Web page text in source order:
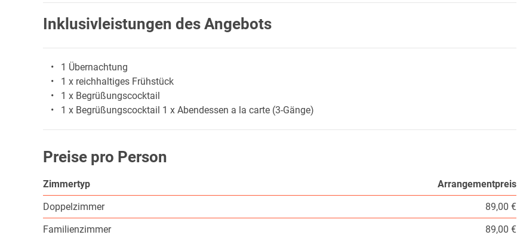
Inklusivleistungen des Angebots
1 Übernachtung
1 x reichhaltiges Frühstück
1 x Begrüßungscocktail
1 x Begrüßungscocktail 1 x Abendessen a la carte (3-Gänge)
Preise pro Person
Zimmertyp
Arrangementpreis
Doppelzimmer
89,00 €
Familienzimmer
89,00 €